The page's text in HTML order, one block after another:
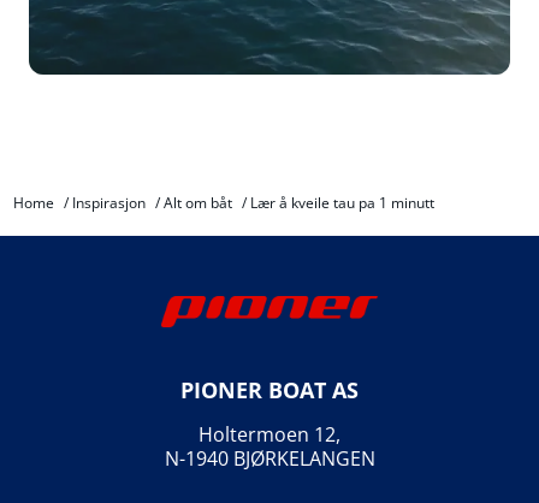
Home /Inspirasjon /Alt om båt /Lær å kveile tau pa 1 minutt
PIONER BOAT AS
Holtermoen 12,
N-1940 BJØRKELANGEN